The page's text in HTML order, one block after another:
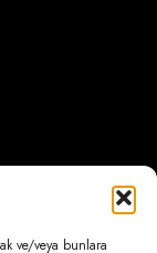
ve/veya bunlara